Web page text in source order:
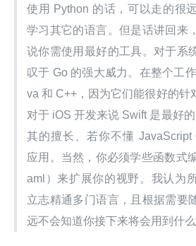
使用 Python 的话，可以走的很
学习其它的语言。但是话讲回来
说你需使用最好的工具。对于系
叹于 Go 的强大威力。在整个工
va 和 C++，因为它们能很好的针
对于 iOS 开发来说 Swift 是最好
其的擅长、若你不懂
应用。当然，你必须学些函数式
aml）来扩展你的视野。我认为
立志精通多门语言，且根据需要
远不会知道你接下来将会用到什么